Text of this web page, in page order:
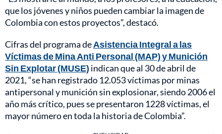
que los jóvenes y niños pueden cambiar la imagen de
Colombia con estos proyectos”, destacó.
Cifras del programa deAsistencia Integral a las
Víctimas de Mina Anti Personal (MAP) y Munición
Sin Explotar (MUSE) indican que al 30 de abril de
2021, “se han registrado 12.053 víctimas por minas
antipersonal y munición sin explosionar, siendo 2006 el
año más crítico, pues se presentaron 1228 víctimas, el
mayor número en toda la historia de Colombia”.